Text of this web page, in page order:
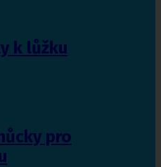
k lůžku
pro